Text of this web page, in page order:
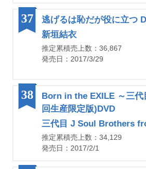
逃げるは恥だが役に立つ
新垣結衣
推定累積売上数：36,867
発売日：2017/3/29
37
Born in the EXILE ～三
回生産限定版)DVD
三代目 J Soul Brothers
推定累積売上数：34,129
発売日：2017/2/1
38